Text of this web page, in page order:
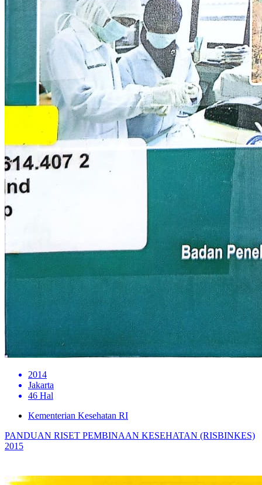
2014
Jakarta
46 Hal
Kementerian Kesehatan RI
PANDUAN RISET PEMBINAAN KESEHATAN (RISBINKES)
2015